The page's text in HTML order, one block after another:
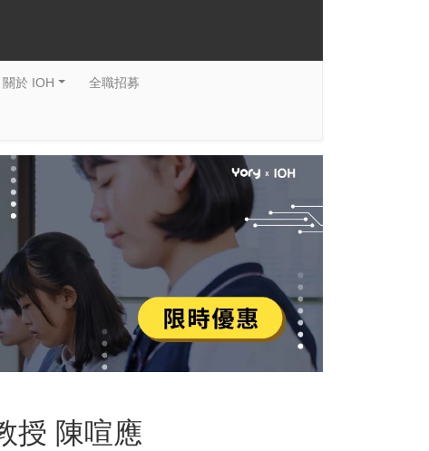
關於 IOH 全職招募
授 陳喧應